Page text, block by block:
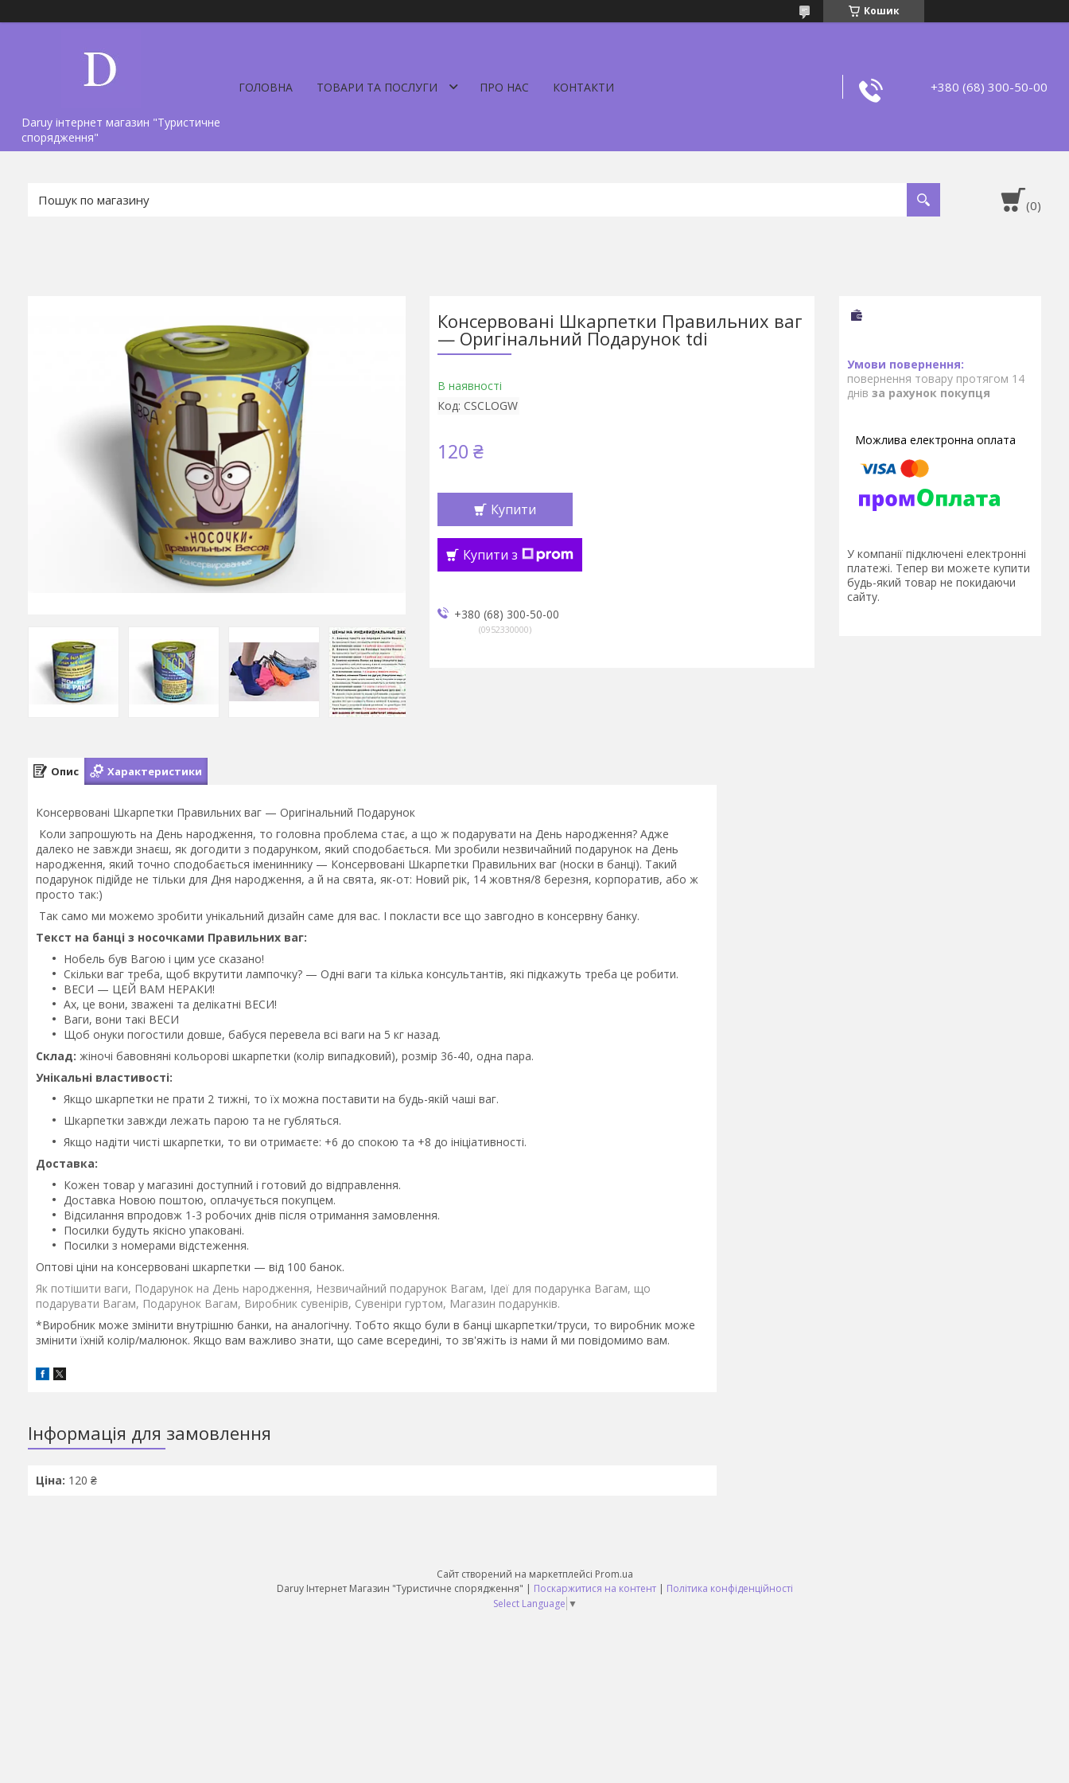
Кошик
Daruy інтернет магазин "Туристичне
спорядження"
ГОЛОВНА ТОВАРИ ТА ПОСЛУГИ ПРО НАС КОНТАКТИ +380 (68) 300-50-00
Консервовані Шкарпетки Правильних ваг
— Оригінальний Подарунок tdi
В наявності
Код: CSCLOGW
120 ₴
Купити
Купити з
+380 (68) 300-50-00
0952330000
повернення товару протягом 14
днів за рахунок покупця
У компанії підключені електронні
платежі. Тепер ви можете купити
будь-який товар не покидаючи
сайту.
Опис Характеристики
Консервовані Шкарпетки Правильних ваг — Оригінальний Подарунок
Коли запрошують на День народження, то головна проблема стає, а що ж подарувати на День народження? Адже
далеко не завжди знаєш, як догодити з подарунком, який сподобається. Ми зробили незвичайний подарунок на День
народження, який точно сподобається імениннику — Консервовані Шкарпетки Правильних ваг (носки в банці). Такий
подарунок підійде не тільки для Дня народження, а й на свята, як-от: Новий рік, 14 жовтня/8 березня, корпоратив, або ж
просто так:)
Так само ми можемо зробити унікальний дизайн саме для вас. І покласти все що завгодно в консервну банку.
Текст на банці з носочками Правильних ваг:
Нобель був Вагою і цим усе сказано!
Скільки ваг треба, щоб вкрутити лампочку? — Одні ваги та кілька консультантів, які підкажуть треба це робити.
ВЕСИ — ЦЕЙ ВАМ НЕРАКИ!
Ах, це вони, зважені та делікатні ВЕСИ!
Ваги, вони такі ВЕСИ
Щоб онуки погостили довше, бабуся перевела всі ваги на 5 кг назад.
Склад: жіночі бавовняні кольорові шкарпетки (колір випадковий), розмір 36-40, одна пара.
Унікальні властивості:
Якщо шкарпетки не прати 2 тижні, то їх можна поставити на будь-якій чаші ваг.
Шкарпетки завжди лежать парою та не губляться.
Якщо надіти чисті шкарпетки, то ви отримаєте: +6 до спокою та +8 до ініціативності.
Доставка:
Кожен товар у магазині доступний і готовий до відправлення.
Доставка Новою поштою, оплачується покупцем.
Відсилання впродовж 1-3 робочих днів після отримання замовлення.
Посилки будуть якісно упаковані.
Посилки з номерами відстеження.
Оптові ціни на консервовані шкарпетки — від 100 банок.
Як потішити ваги, Подарунок на День народження, Незвичайний подарунок Вагам, Ідеї для подарунка Вагам, що
подарувати Вагам, Подарунок Вагам, Виробник сувенірів, Сувеніри гуртом, Магазин подарунків.
*Виробник може змінити внутрішню банки, на аналогічну. Тобто якщо були в банці шкарпетки/труси, то виробник може
змінити їхній колір/малюнок. Якщо вам важливо знати, що саме всередині, то зв'яжіть із нами й ми повідомимо вам.
Інформація для замовлення
Ціна: 120 ₴
Сайт створений на маркетплейсі Prom.ua
Daruy Інтернет Магазин "Туристичне спорядження" | Поскаржитися на контент | Політика конфіденційності
Select Language ▼